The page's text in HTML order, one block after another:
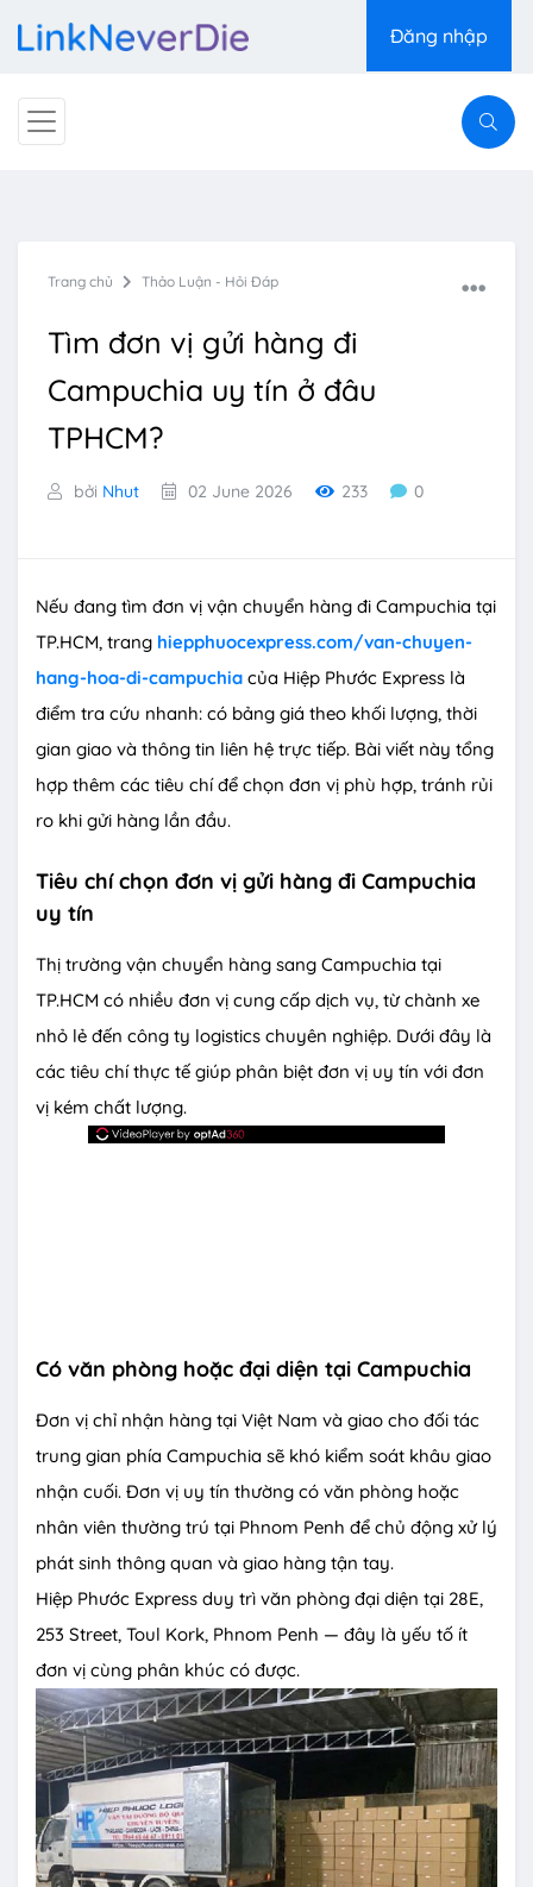
Đăng nhập
Trang chủ Thảo Luận - Hỏi Đáp
Tìm đơn vị gửi hàng đi
Campuchia uy tín ở đâu
TPHCM?
bởi Nhut 02 June 2026 233 0
Nếu đang tìm đơn vị vận chuyển hàng đi Campuchia tại
TP.HCM, trang hiepphuocexpress.com/van-chuyen-
hang-hoa-di-campuchia của Hiệp Phước Express là
điểm tra cứu nhanh: có bảng giá theo khối lượng, thời
gian giao và thông tin liên hệ trực tiếp. Bài viết này tổng
hợp thêm các tiêu chí để chọn đơn vị phù hợp, tránh rủi
ro khi gửi hàng lần đầu.
Tiêu chí chọn đơn vị gửi hàng đi Campuchia
uy tín
Thị trường vận chuyển hàng sang Campuchia tại
TP.HCM có nhiều đơn vị cung cấp dịch vụ, từ chành xe
nhỏ lẻ đến công ty logistics chuyên nghiệp. Dưới đây là
các tiêu chí thực tế giúp phân biệt đơn vị uy tín với đơn
vị kém chất lượng.
Có văn phòng hoặc đại diện tại Campuchia
Đơn vị chỉ nhận hàng tại Việt Nam và giao cho đối tác
trung gian phía Campuchia sẽ khó kiểm soát khâu giao
nhận cuối. Đơn vị uy tín thường có văn phòng hoặc
nhân viên thường trú tại Phnom Penh để chủ động xử lý
phát sinh thông quan và giao hàng tận tay.
Hiệp Phước Express duy trì văn phòng đại diện tại 28E,
253 Street, Toul Kork, Phnom Penh — đây là yếu tố ít
đơn vị cùng phân khúc có được.